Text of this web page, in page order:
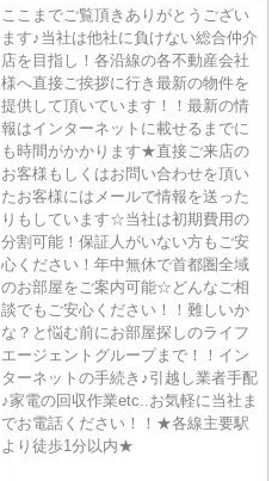
ここまでご覧頂きありがとうござい
ます♪当社は他社に負けない総合仲介
店を目指し！各沿線の各不動産会社
様へ直接ご挨拶に行き最新の物件を
提供して頂いています！！最新の情
報はインターネットに載せるまでに
も時間がかかります★直接ご来店の
お客様もしくはお問い合わせを頂い
たお客様にはメールで情報を送った
りもしています☆当社は初期費用の
分割可能！保証人がいない方もご安
心ください！年中無休で首都圏全域
のお部屋をご案内可能☆どんなご相
談でもご安心ください！！難しいか
な？と悩む前にお部屋探しのライフ
エージェントグループまで！！イン
ターネットの手続き♪引越し業者手配
♪家電の回収作業etc..お気軽に当社ま
でお電話ください！！★各線主要駅
より徒歩1分以内★